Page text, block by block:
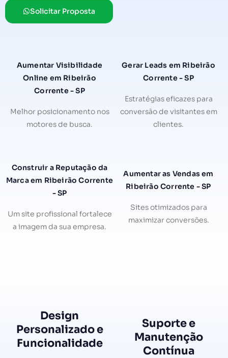
Solicitar Proposta
Aumentar Visibilidade
Online em Ribeirão
Corrente - SP
Melhor posicionamento nos
motores de busca.
Gerar Leads em Ribeirão
Corrente - SP
Estratégias eficazes para
conversão de visitantes em
clientes.
Construir a Reputação da
Marca em Ribeirão Corrente
- SP
Um site profissional fortalece
a imagem da sua empresa.
Aumentar as Vendas em
Ribeirão Corrente - SP
Sites otimizados para
maximizar conversões.
Design
Personalizado e
Funcionalidade
Suporte e
Manutenção
Contínua